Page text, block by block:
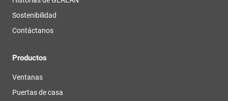
Sostenibilidad
Contáctanos
Productos
Ventanas
Puertas de casa